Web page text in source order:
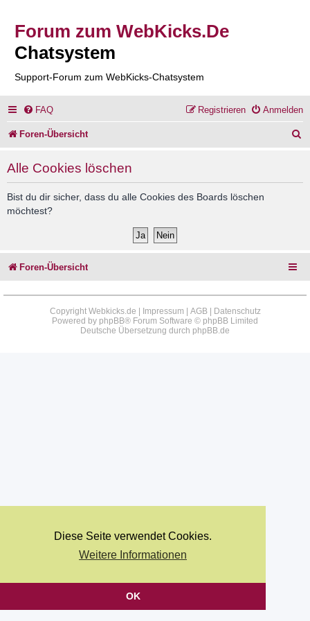
Diese Seite verwendet Cookies.
Weitere Informationen
OK
Forum zum WebKicks.De
Chatsystem
Support-Forum zum WebKicks-Chatsystem
FAQ Anmelden
Registrieren
Foren-Übersicht
Alle Cookies löschen
Bist du dir sicher, dass du alle Cookies des Boards löschen
möchtest?
Foren-Übersicht
Copyright Webkicks.de | Impressum AGB|
Datenschutz
Powered by phpBB® Forum Software © phpBB Limited
Deutsche Übersetzung durch phpBB.de